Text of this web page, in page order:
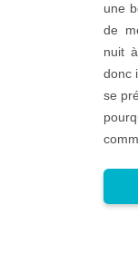
une
de
nuit
donc
se